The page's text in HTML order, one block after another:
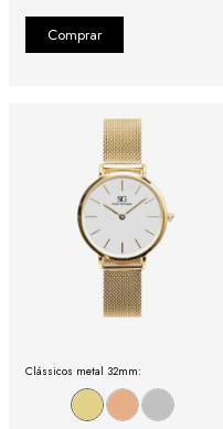
Clássicos metal 32mm: